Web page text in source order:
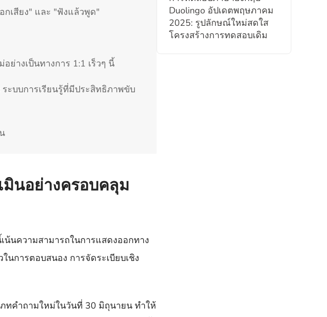
กเสียง" และ "ฟังแล้วพูด"
ย่างเป็นทางการ 1:1 เร็วๆ นี้
ะบบการเรียนรู้ที่มีประสิทธิภาพขับ
มินอย่างครอบคลุม
นความสามารถในการแสดงออกทาง
การตอบสนอง การจัดระเบียบเชิง
ทคำถามใหม่ในวันที่ 30 มิถุนายน ทำให้
Duolingo อัปเดตพฤษภาคม
2025: รูปลักษณ์ใหม่สดใส
โครงสร้างการทดสอบเดิม